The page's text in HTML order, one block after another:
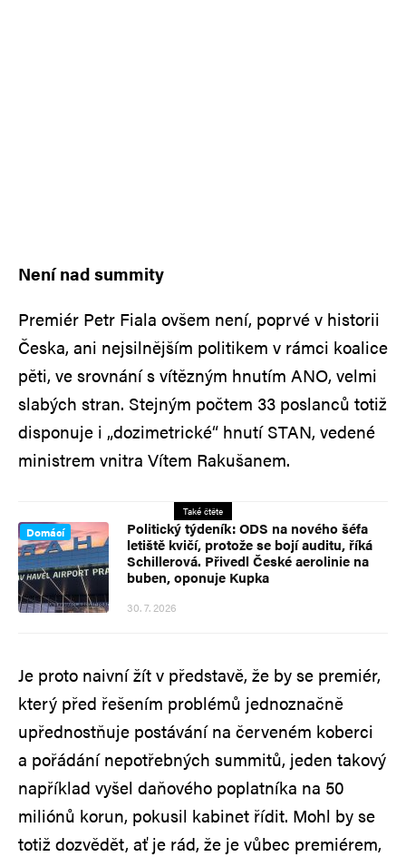
Není nad summity
Premiér Petr Fiala ovšem není, poprvé v historii
Česka, ani nejsilnějším politikem v rámci koalice
pěti, ve srovnání s vítězným hnutím ANO, velmi
slabých stran. Stejným počtem 33 poslanců totiž
disponuje i „dozimetrické“ hnutí STAN, vedené
ministrem vnitra Vítem Rakušanem.
Také čtěte
Domácí
Politický týdeník: ODS na nového šéfa
letiště kvičí, protože se bojí auditu, říká
Schillerová. Přivedl České aerolinie na
buben, oponuje Kupka
30. 7. 2026
Je proto naivní žít v představě, že by se premiér,
který před řešením problémů jednoznačně
upřednostňuje postávání na červeném koberci
a pořádání nepotřebných summitů, jeden takový
například vyšel daňového poplatníka na 50
miliónů korun, pokusil kabinet řídit. Mohl by se
totiž dozvědět, ať je rád, že je vůbec premiérem,